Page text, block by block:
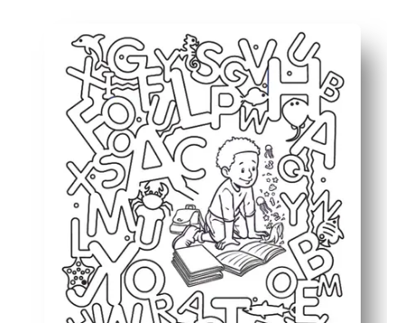
Sem preparação e sem estresse: imprima uma vez,
Desenvolve habilidades essenciais: reconhecimento
Mantém as crianças engajadas por mais tempo -
Fácil de adaptar: experimente um cronômetro,